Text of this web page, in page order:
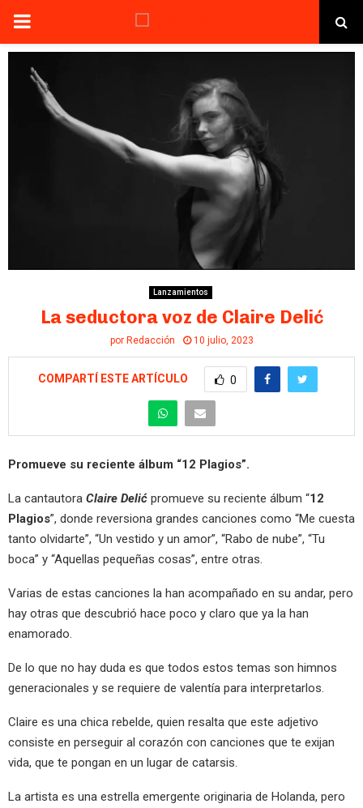
PRIMARY
MENU
Lanzamientos
La seductora voz de Claire Delić
por Redacción 10 julio, 2023
COMPARTÍ ESTE ARTÍCULO 0
Promueve su reciente álbum “12 Plagios”.
La cantautora Claire Delić promueve su reciente álbum “12
Plagios”, donde reversiona grandes canciones como “Me cuesta
tanto olvidarte”, “Un vestido y un amor”, “Rabo de nube”, “Tu
boca” y “Aquellas pequeñas cosas”, entre otras.
Varias de estas canciones la han acompañado en su andar, pero
hay otras que descubrió hace poco y claro que ya la han
enamorado.
De lo que no hay duda es que todos estos temas son himnos
generacionales y se requiere de valentía para interpretarlos.
Claire es una chica rebelde, quien resalta que este adjetivo
consiste en perseguir al corazón con canciones que te exijan
vida, que te pongan en un lugar de catarsis.
La artista es una estrella emergente originaria de Holanda, pero